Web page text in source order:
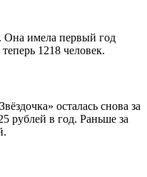
Она имела первый год
1218 человек.
осталась снова за
рублей в год. Раньше за